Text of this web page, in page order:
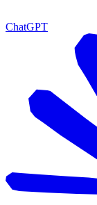
ChatGPT